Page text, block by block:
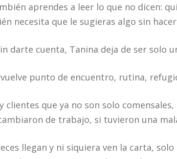
aprendes a leer lo que no dicen:
necesita que le sugieras algo sin
darte cuenta, Tanina deja de ser solo
vuelve punto de encuentro, rutina,
clientes que ya no son solo
de trabajo, si tuvieron una
llegan y ni siquiera ven la carta,